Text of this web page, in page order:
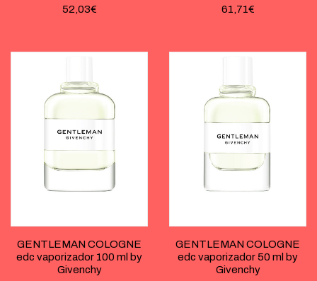
52,03€
61,71€
GENTLEMAN COLOGNE
edc vaporizador 100 ml by
Givenchy
GENTLEMAN COLOGNE
edc vaporizador 50 ml by
Givenchy